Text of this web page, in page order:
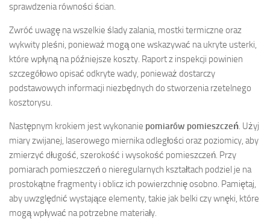
sprawdzenia równości ścian.
Zwróć uwagę na wszelkie ślady zalania, mostki termiczne oraz
wykwity pleśni, ponieważ mogą one wskazywać na ukryte usterki,
które wpłyną na późniejsze koszty. Raport z inspekcji powinien
szczegółowo opisać odkryte wady, ponieważ dostarczy
podstawowych informacji niezbędnych do stworzenia rzetelnego
kosztorysu.
Następnym krokiem jest wykonanie pomiarów pomieszczeń . Użyj
miary zwijanej, laserowego miernika odległości oraz poziomicy, aby
zmierzyć długość, szerokość i wysokość pomieszczeń. Przy
pomiarach pomieszczeń o nieregularnych kształtach podziel je na
prostokątne fragmenty i oblicz ich powierzchnię osobno. Pamiętaj,
aby uwzględnić wystające elementy, takie jak belki czy wnęki, które
mogą wpływać na potrzebne materiały.